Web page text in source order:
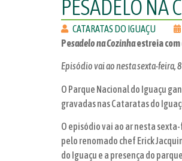
PESADELO NA
CATARATAS DO IGUAÇU
Pesadelo na Cozinhaestreia com
Episódio vai ao nesta sexta-feira,
O Parque Nacional do Iguaçu
gravadas nas Cataratas do
O episódio vai ao ar nesta
pelo renomado chef Erick
do Iguaçu e a presença do